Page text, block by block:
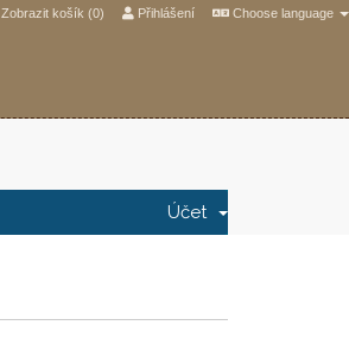
Choose language
Přihlášení
Zobrazit košík (0)
Účet